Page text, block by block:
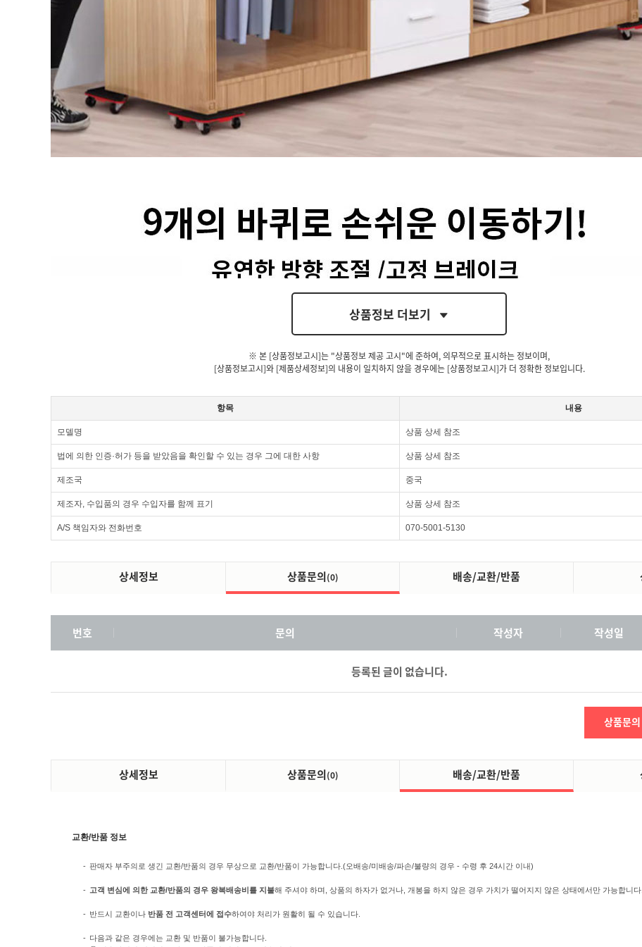
- 현재 보고 있는 페이지를 공유합니다.
페이스북 트위터 블로그
상품정보 더보기
※ 본 [상품정보고시]는 "상품정보 제공 고시"에 준하여, 의무적으로 표시하는 정보이며,
[상품정보고시]와 [제품상세정보]의 내용이 일치하지 않을 경우에는 [상품정보고시]가 더 정확한 정보입니다.
항목 내용
모델명 상품 상세 참조
법에 의한 인증·허가 등을 받았음을 확인할 수 있는 경우 그에 대한 사항 상품 상세 참조
제조국 중국
제조자, 수입품의 경우 수입자를 함께 표기 상품 상세 참조
A/S 책임자와 전화번호 070-5001-5130
상세정보 상품문의(0) 배송/교환/반품
번호 문의 작성자 작성일
등록된 글이 없습니다.
상품문의
상세정보 상품문의(0) 배송/교환/반품
교환/반품 정보
- 판매자 부주의로 생긴 교환/반품의 경우 무상으로 교환/반품이 가능합니다.(오배송/미배송/파손/불량의 경우 - 수령 후 24시간 이내)
- 고객 변심에 의한 교환/반품의 경우 왕복배송비를 지불해 주셔야 하며, 상품의 하자가 없거나, 개봉을 하지 않은 경우 가치가 떨어지지 않은 상태에서만 가능합니
- 반드시 교환이나 반품 전 고객센터에 접수하여야 처리가 원활히 될 수 있습니다.
- 다음과 같은 경우에는 교환 및 반품이 불가능합니다.